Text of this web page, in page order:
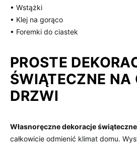
• Wstążki
• Klej na gorąco
•‌ Foremki do ciastek
PROSTE
ŚWIĄTECZNE ​NA
⁣DRZWI
Własnoręczne dekoracje
całkowicie odmienić klimat domu.